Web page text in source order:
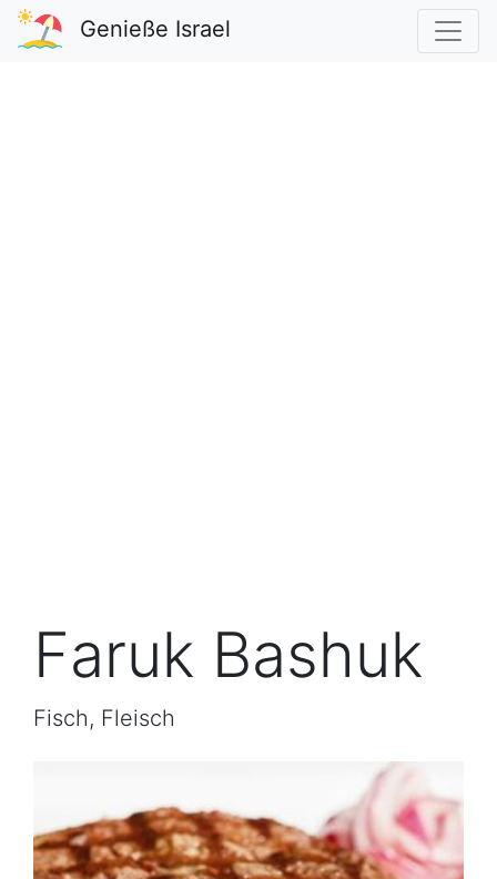
Genieße Israel
Faruk Bashuk
Fisch, Fleisch